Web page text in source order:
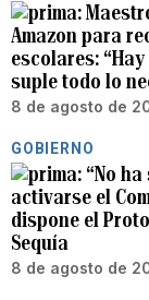
Amazon para
escolares:
suple todo lo
8 de agosto de
GOBIERNO
“No
activarse el
dispone el
Sequía
8 de agosto de